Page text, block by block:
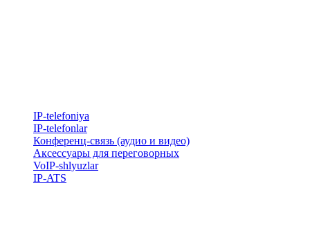
IP-telefoniya
​IP-telefonlar
Конференц-связь (аудио и видео)
Аксессуары для переговорных
VoIP-shlyuzlar
IP-ATS